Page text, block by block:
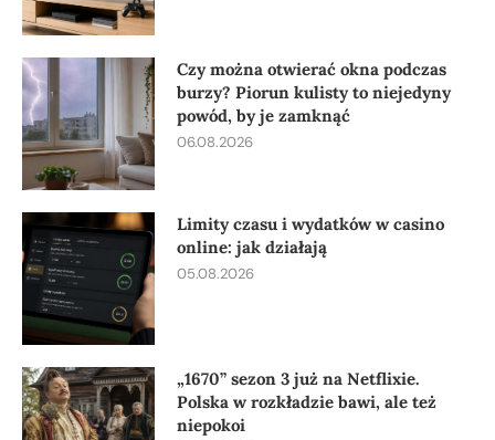
Czy można otwierać okna podczas
burzy? Piorun kulisty to niejedyny
powód, by je zamknąć
06.08.2026
Limity czasu i wydatków w casino
online: jak działają
05.08.2026
„1670” sezon 3 już na Netflixie.
Polska w rozkładzie bawi, ale też
niepokoi